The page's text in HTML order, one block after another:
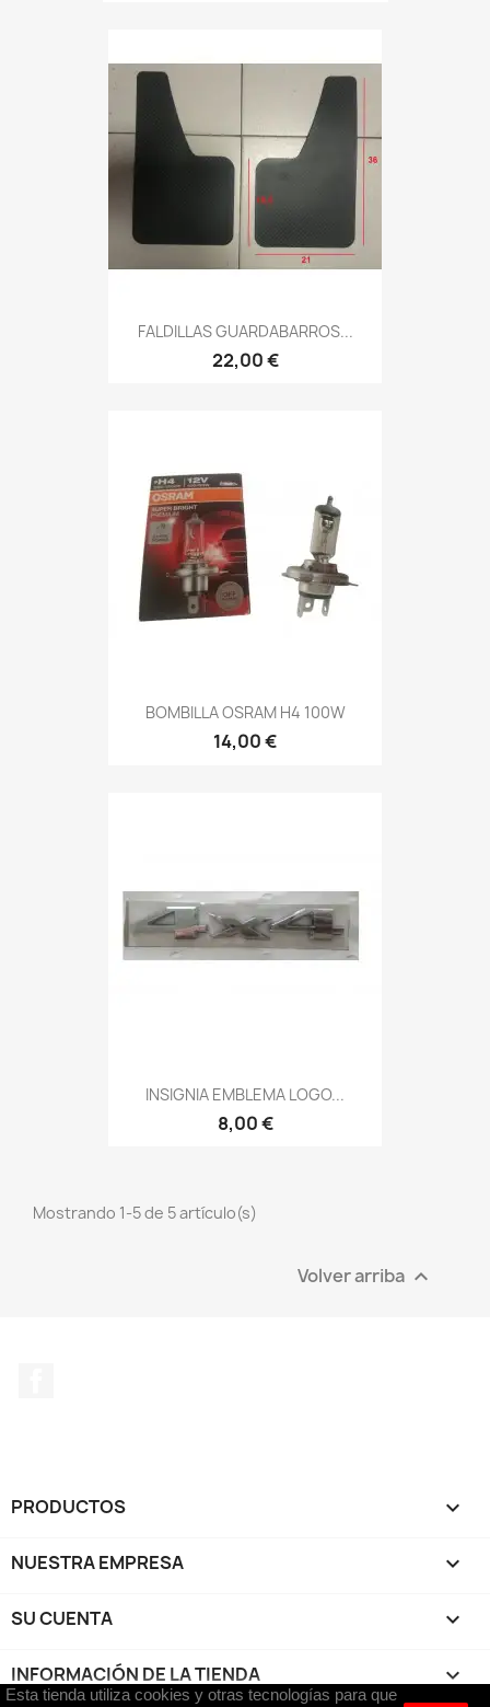
FALDILLAS GUARDABARROS...
22,00 €
BOMBILLA OSRAM H4 100W
14,00 €
INSIGNIA EMBLEMA LOGO...
8,00 €
Mostrando 1-5 de 5 artículo(s)
Volver arriba 
PRODUCTOS 
NUESTRA EMPRESA 
SU CUENTA 
INFORMACIÓN DE LA TIENDA keyboard_arrow_down
Esta tienda utiliza cookies y otras tecnologías para que